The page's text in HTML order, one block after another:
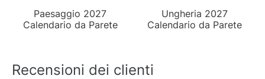
Paesaggio 2027
Calendario da Parete
Ungheria 2027
Calendario da Parete
Recensioni dei clienti